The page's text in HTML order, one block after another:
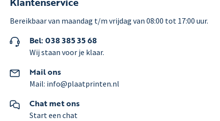
Bereikbaar van maandag t/m vrijdag van 08:00 tot 17:00 uur.
Bel: 038 385 35 68
Wij staan voor je klaar.
Mail ons
Mail: info@plaatprinten.nl
Chat met ons
Start een chat